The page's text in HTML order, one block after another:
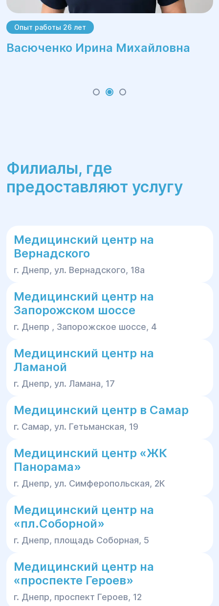
Опыт работы 26 лет
Васюченко Ирина Михайловна
Филиалы, где
предоставляют услугу
Медицинский центр на
Вернадского
г. Днепр, ул. Вернадского, 18а
Медицинский центр на
Запорожском шоссе
г. Днепр , Запорожское шоссе, 4
Медицинский центр на
Ламаной
г. Днепр, ул. Ламана, 17
Медицинский центр в Самар
г. Самар, ул. Гетьманская, 19
Медицинский центр «ЖК
Панорама»
г. Днепр, ул. Симферопольская, 2К
Медицинский центр на
«пл.Соборной»
г. Днепр, площадь Соборная, 5
Медицинский центр на
«проспекте Героев»
г. Днепр, проспект Героев, 12